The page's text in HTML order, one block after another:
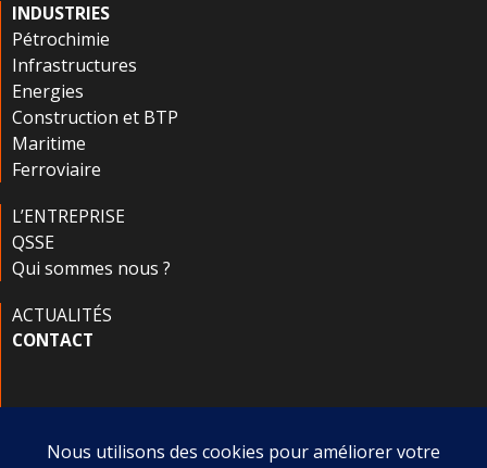
INDUSTRIES
Pétrochimie
Infrastructures
Energies
Construction et BTP
Maritime
Ferroviaire
L’ENTREPRISE
QSSE
Qui sommes nous ?
ACTUALITÉS
CONTACT